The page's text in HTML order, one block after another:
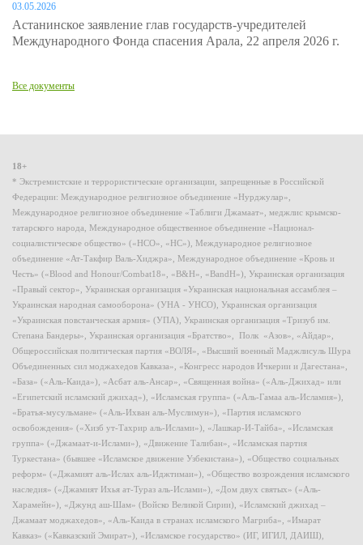
03.05.2026
Астанинское заявление глав государств-учредителей
Международного Фонда спасения Арала, 22 апреля 2026 г.
Все документы
18+
* Экстремистские и террористические организации, запрещенные в Российской
Федерации: Международное религиозное объединение «Нурджулар»,
Международное религиозное объединение «Таблиги Джамаат», меджлис крымско-
татарского народа, Международное общественное объединение «Национал-
социалистическое общество» («НСО», «НС»), Международное религиозное
объединение «Ат-Такфир Валь-Хиджра», Международное объединение «Кровь и
Честь» («Blood and Honour/Combat18», «B&H», «BandH»), Украинская организация
«Правый сектор», Украинская организация «Украинская национальная ассамблея –
Украинская народная самооборона» (УНА - УНСО), Украинская организация
«Украинская повстанческая армия» (УПА), Украинская организация «Тризуб им.
Степана Бандеры», Украинская организация «Братство», Полк «Азов», «Айдар»,
Общероссийская политическая партия «ВОЛЯ», «Высший военный Маджлисуль Шура
Объединенных сил моджахедов Кавказа», «Конгресс народов Ичкерии и Дагестана»,
«База» («Аль-Каида»), «Асбат аль-Ансар», «Священная война» («Аль-Джихад» или
«Египетский исламский джихад»), «Исламская группа» («Аль-Гамаа аль-Исламия»),
«Братья-мусульмане» («Аль-Ихван аль-Муслимун»), «Партия исламского
освобождения» («Хизб ут-Тахрир аль-Ислами»), «Лашкар-И-Тайба», «Исламская
группа» («Джамаат-и-Ислами»), «Движение Талибан», «Исламская партия
Туркестана» (бывшее «Исламское движение Узбекистана»), «Общество социальных
реформ» («Джамият аль-Ислах аль-Иджтимаи»), «Общество возрождения исламского
наследия» («Джамият Ихья ат-Тураз аль-Ислами»), «Дом двух святых» («Аль-
Харамейн»), «Джунд аш-Шам» (Войско Великой Сирии), «Исламский джихад –
Джамаат моджахедов», «Аль-Каида в странах исламского Магриба», «Имарат
Кавказ» («Кавказский Эмират»), «Исламское государство» (ИГ, ИГИЛ, ДАИШ),